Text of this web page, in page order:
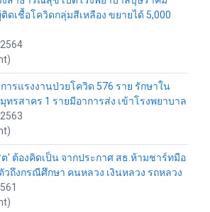
ดเชื้อโควิดกลุ่มสีเหลือง ขยายได้ 5,000
ารแรงงานป่วยโควิด 576 ราย รักษาใน
ทรสาคร 1 รายมีอาการส่ง เข้าโรงพยาบาล
' ต้องคิดเป็น จากประกาศ สธ.ห้ามชาร์ทมือ
วถึงกรณีศึกษา คนหลวง เงินหลวง รถหลวง